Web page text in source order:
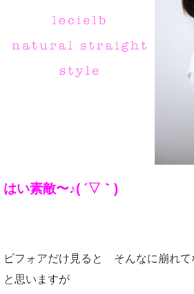
はい素敵〜♪( ´▽｀)
ビフォアだけ見ると そんなに崩れ
と思いますが